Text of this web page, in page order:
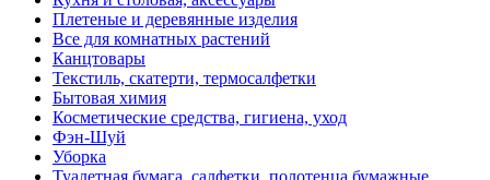
Плетеные и деревянные изделия
Все для комнатных растений
Канцтовары
Текстиль, скатерти, термосалфетки
Бытовая химия
Косметические средства, гигиена, уход
Фэн-Шуй
Уборка
Туалетная бумага, салфетки, полотенца бумажные